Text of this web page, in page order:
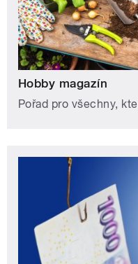
Hobby magazín
Pořad pro všechny,